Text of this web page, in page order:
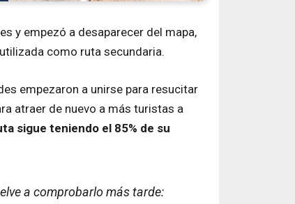
y empezó a desaparecer del mapa,
como ruta secundaria.
empezaron a unirse para resucitar
atraer de nuevo a más turistas a
sigue teniendo el 85% de su
a comprobarlo más tarde: